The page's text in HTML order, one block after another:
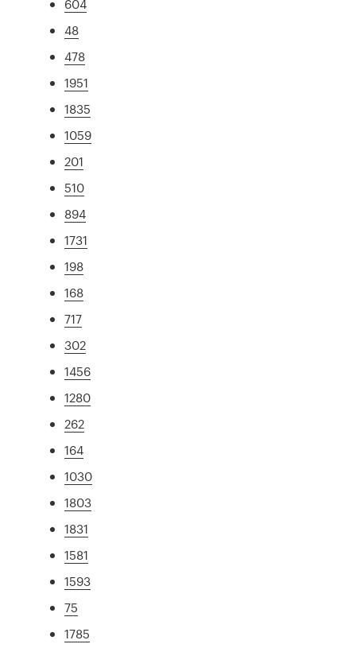
604
48
478
1951
1835
1059
201
510
894
1731
198
168
717
302
1456
1280
262
164
1030
1803
1831
1581
1593
75
1785